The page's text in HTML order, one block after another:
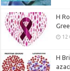
H
12
Η